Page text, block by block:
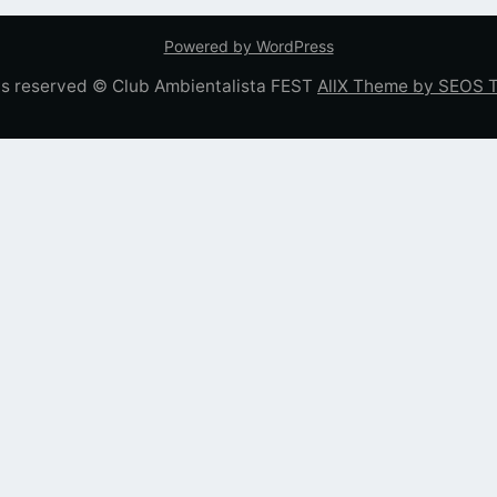
Powered by WordPress
reserved © Club Ambientalista FEST AllX Theme by SEOS